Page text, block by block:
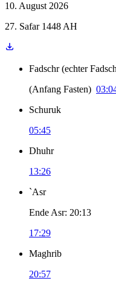
10. August 2026
27. Safar 1448 AH
Fadschr (echter
(Anfang Fasten)
Schuruk
05:45
Dhuhr
13:26
`Asr
Ende Asr: 20:13
17:29
Maghrib
20:57